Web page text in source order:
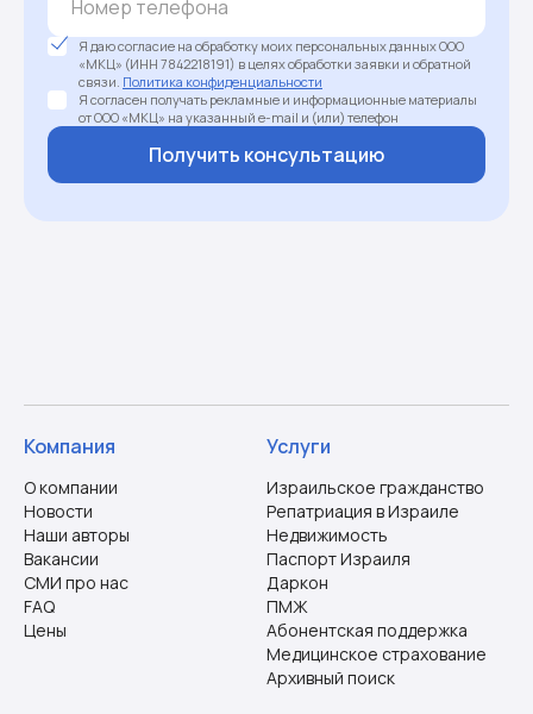
Я даю согласие на обработку моих персональных данных ООО
«МКЦ» (ИНН 7842218191) в целях обработки заявки и обратной
связи. Политика конфиденциальности
Я согласен получать рекламные и информационные материалы
от ООО «МКЦ» на указанный e-mail и (или) телефон
Получить консультацию
Компания
О компании
Новости
Наши авторы
Вакансии
СМИ про нас
FAQ
Цены
Услуги
Израильское гражданство
Репатриация в Израиле
Недвижимость
Паспорт Израиля
Даркон
ПМЖ
Абонентская поддержка
Медицинское страхование
Архивный поиск